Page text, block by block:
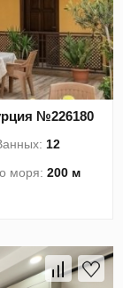
№226180
12
моря:200 м